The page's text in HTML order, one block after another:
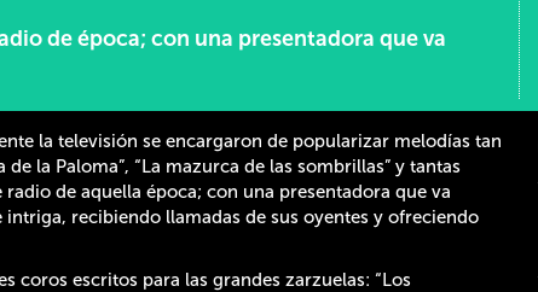
de época; con una presentadora que va
la televisión se encargaron de popularizar melodías tan
la Paloma”, “La mazurca de las sombrillas” y tantas
radio de aquella época; con una presentadora que va
recibiendo llamadas de sus oyentes y ofreciendo
coros escritos para las grandes zarzuelas: “Los